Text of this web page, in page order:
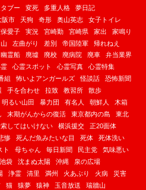
ブー 変死 多重人格
夢日記
阪市 天狗 奇形 奥山英志
女子トイレ
愛子 実況 宮崎勤 宮崎県 家出
家鳴り
山 左曲がり 差別 帝国陸軍
帰れねえ
幽霊船 廃墟 廃校 廃病院 廃車
弁当業界
心霊スポット 心霊写真
心霊特集
組 怖いよアンガールズ 怪談話
恐怖新聞
手を合わせ 拉致 教習所
散歩
るい山田 暴力団 有名人 朝鮮人
木箱
末期がんからの復活 東京都内の島
東北
してはいけない 横浜援交
正20面体
惨 死んだ魚みたいな目 死体
死体洗い
ト 母ちゃん 毎日新聞 民主党
気味悪い
池袋 沈まぬ太陽 沖縄
泉の広場
浄霊 清里 満州 火あぶり 火病
災害
猫 猿夢 猿神 玉音放送 瑞牆山